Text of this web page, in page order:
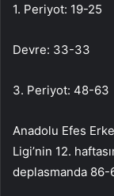
1. Periyot: 19-25
Devre: 33-33
3. Periyot: 48-63
Anadolu Efes
Ligi’nin 12.
deplasmanda